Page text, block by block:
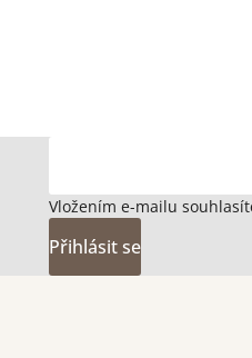
Vložením e-mailu
Přihlásit se